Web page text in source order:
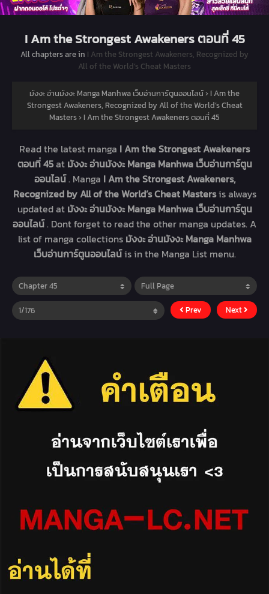
I Am the Strongest Awakeners ตอนที่ 45
All chapters are in I Am the Strongest Awakeners, Recognized by
All of the World’s Cheat Masters
มังงะ อ่านมังงะ Manga Manhwa เว็บอ่านการ์ตูนออนไลน์› I Am the
Strongest Awakeners, Recognized by All of the World’s Cheat
Masters› I Am the Strongest Awakeners ตอนที่ 45
Read the latest manga I Am the Strongest Awakeners
ตอนที่ 45at มังงะ อ่านมังงะ Manga Manhwa เว็บอ่านการ์ตูน
ออนไลน์. Manga I Am the Strongest Awakeners,
Recognized by All of the World’s Cheat Mastersis always
updated at มังงะ อ่านมังงะ Manga Manhwa เว็บอ่านการ์ตูน
ออนไลน์. Dont forget to read the other manga updates. A
list of manga collections มังงะ อ่านมังงะ Manga Manhwa
เว็บอ่านการ์ตูนออนไลน์is in the Manga List menu.
Prev Next